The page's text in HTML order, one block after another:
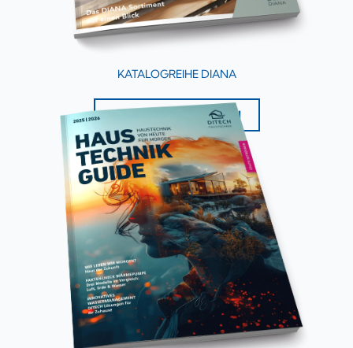
KATALOGREIHE DIANA
ZU DEN KATALOGEN